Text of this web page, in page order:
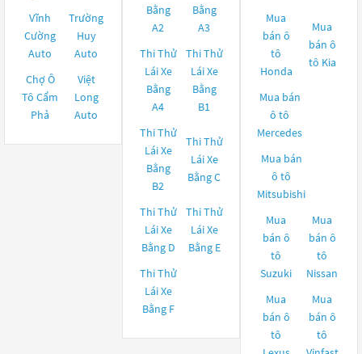
Vĩnh
Cường
Auto
Trường
Huy
Auto
Chợ Ô
Tô Cẩm
Phả
Việt
Long
Auto
Bằng
A2
Bằng
A3
Thi Thử
Lái Xe
Bằng
A4
Thi Thử
Lái Xe
Bằng
B1
Thi Thử
Lái Xe
Bằng
B2
Thi Thử
Lái Xe
Bằng C
Thi Thử
Lái Xe
Bằng D
Thi Thử
Lái Xe
Bằng E
Thi Thử
Lái Xe
Bằng F
Mua
bán ô
tô
Honda
Mua
bán ô
tô Kia
Mua bán
ô tô
Mercedes
Mua bán
ô tô
Mitsubishi
Mua
bán ô
tô
Suzuki
Mua
bán ô
tô
Nissan
Mua
bán ô
tô
Mua
bán ô
tô